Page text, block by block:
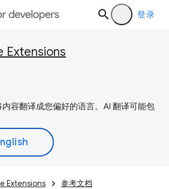
登录
Extensions
容翻译成您偏好的语言。AI 翻译可能包
Extensions 参考文档